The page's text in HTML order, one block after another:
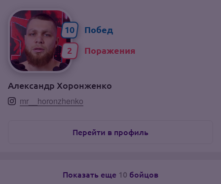
10
2
Александр Хоронженко
mr__horonzhenko
Перейти в профиль
Показать еще 10 бойцов